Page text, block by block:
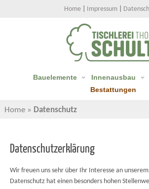
Home Impressum
Bauelemente Innenausbau
Bestattungen
Home » Datenschutz
Datenschutzerklärung
Wir freuen uns sehr über Ihr Interesse an
Datenschutz hat einen besonders hohen